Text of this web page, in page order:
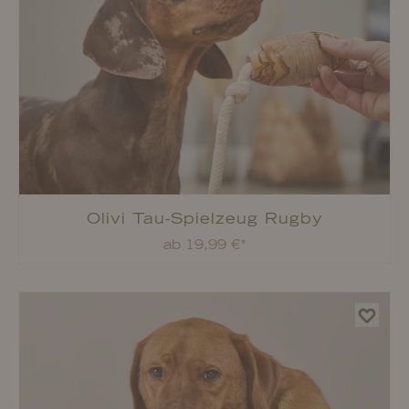
Olivi Tau-Spielzeug Rugby
ab 19,99 €*